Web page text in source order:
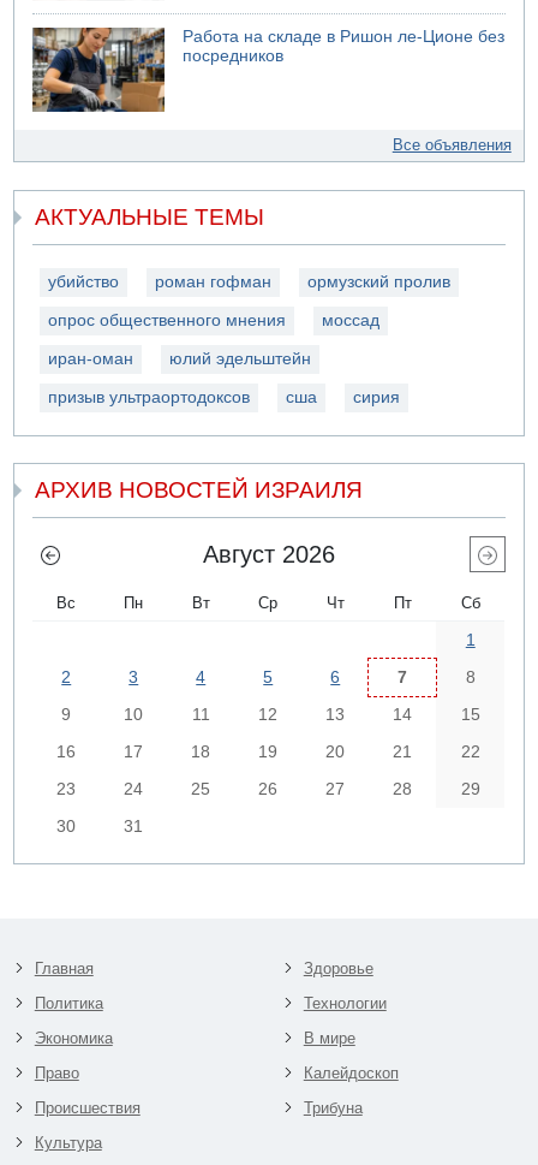
Работа на складе в Ришон ле-Ционе без
посредников
Все объявления
АКТУАЛЬНЫЕ ТЕМЫ
убийство роман гофман ормузский пролив
опрос общественного мнения моссад
иран-оман юлий эдельштейн
призыв ультраортодоксов сша сирия
АРХИВ НОВОСТЕЙ ИЗРАИЛЯ
Август 2026
Вс Пн Вт Ср Чт Пт Сб
1
2
3 4 5 6 7
8
9
10 11 12 13 14
15
16
17 18 19 20 21
22
23
24 25 26 27 28
29
30
31
Главная
Политика
Экономика
Право
Происшествия
Культура
Здоровье
Технологии
В мире
Калейдоскоп
Трибуна